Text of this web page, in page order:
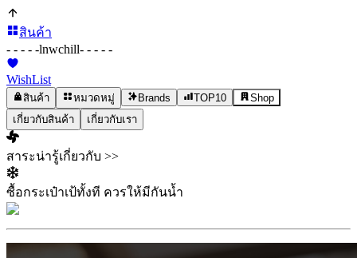
สินค้า
- - - - -lnwchill- - - - -
WishList
สินค้า หมวดหมู่ Brands TOP10
Shop
เกี่ยวกับสินค้า
เกี่ยวกับเรา
สาระน่ารู้เกี่ยวกับ >>
ซื้อกระเป๋าเป้ทั้งที ควรให้มีกันน้ำ